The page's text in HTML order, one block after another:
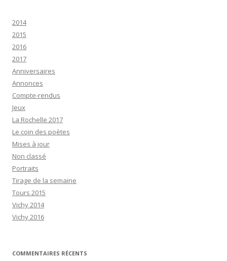
2014
2015
2016
2017
Anniversaires
Annonces
Compte-rendus
Jeux
La Rochelle 2017
Le coin des poètes
Mises à jour
Non classé
Portraits
Tirage de la semaine
Tours 2015
Vichy 2014
Vichy 2016
COMMENTAIRES RÉCENTS